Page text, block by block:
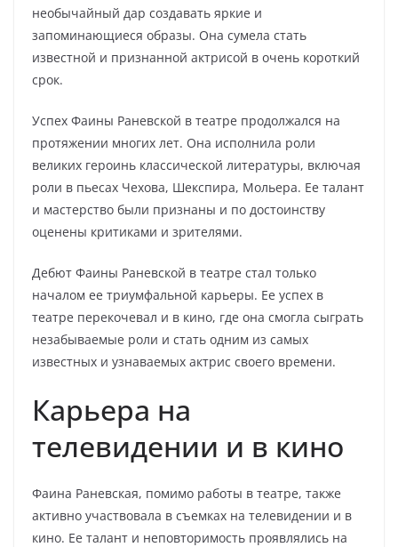
необычайный дар создавать яркие и
запоминающиеся образы. Она сумела стать
известной и признанной актрисой в очень короткий
срок.
Успех Фаины Раневской в театре продолжался на
протяжении многих лет. Она исполнила роли
великих героинь классической литературы, включая
роли в пьесах Чехова, Шекспира, Мольера. Ее талант
и мастерство были признаны и по достоинству
оценены критиками и зрителями.
Дебют Фаины Раневской в театре стал только
началом ее триумфальной карьеры. Ее успех в
театре перекочевал и в кино, где она смогла сыграть
незабываемые роли и стать одним из самых
известных и узнаваемых актрис своего времени.
Карьера на
телевидении и в кино
Фаина Раневская, помимо работы в театре, также
активно участвовала в съемках на телевидении и в
кино. Ее талант и неповторимость проявлялись на